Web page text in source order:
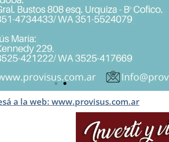
a la web: www.provisus.com.ar